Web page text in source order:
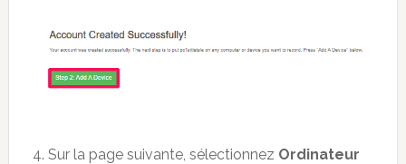
4. Sur la page suivante, sélectionnez Ordinateur